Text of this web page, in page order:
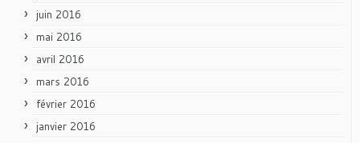
juin 2016
mai 2016
avril 2016
mars 2016
février 2016
janvier 2016